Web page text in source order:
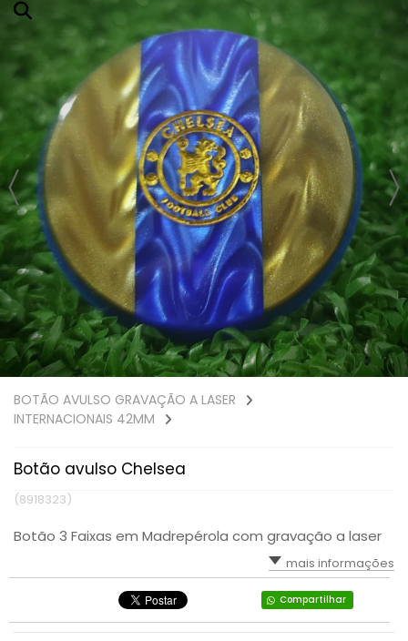
BOTÃO AVULSO GRAVAÇÃO A LASER
INTERNACIONAIS 42MM
Botão avulso Chelsea
(8918323)
Botão 3 Faixas em Madrepérola com gravação a laser
mais informações
Compartilhar